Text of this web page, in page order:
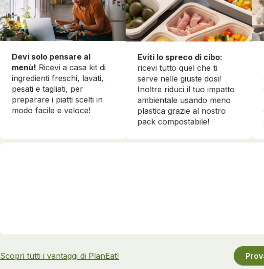
Devi solo pensare al
menù! Ricevi a casa kit di
ingredienti freschi, lavati,
pesati e tagliati, per
preparare i piatti scelti in
modo facile e veloce!
Eviti lo spreco di cibo:
ricevi tutto quel che ti
serve nelle giuste dosi!
Inoltre riduci il tuo impatto
ambientale usando meno
plastica grazie al nostro
pack compostabile!
Scopri tutti i vantaggi di PlanEat!